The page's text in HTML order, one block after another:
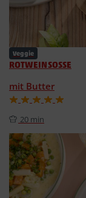
Veggie
ROTWEINSOSSE
mit Butter
20 min